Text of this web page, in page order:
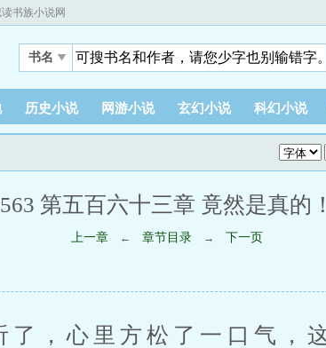
书族小说网
书名
历史小说 网游小说 玄幻小说 科幻小说
563 第五百六十三章 竟然是真的
上一章 ← 章节目录 → 下一页
心里方松了一口气，这